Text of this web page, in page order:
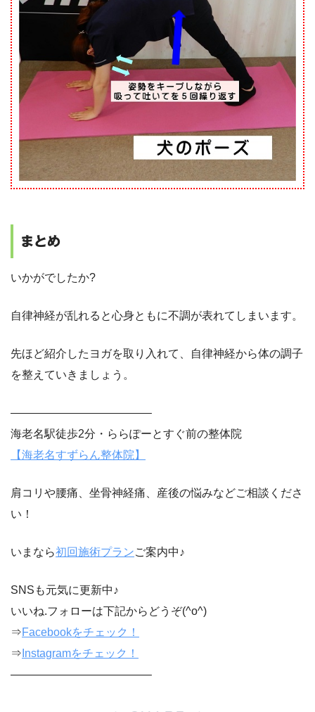
まとめ
いかがでしたか?
自律神経が乱れると心身ともに不調が表れてしまいます。
先ほど紹介したヨガを取り入れて、自律神経から体の調子
を整えていきましょう。
————————————–
海老名駅徒歩2分・ららぽーとすぐ前の整体院
【海老名すずらん整体院】
肩コリや腰痛、坐骨神経痛、産後の悩みなどご相談くださ
い！
いまなら初回施術プランご案内中♪
SNSも元気に更新中♪
いいね.フォローは下記からどうぞ(^o^)
⇒Facebookをチェック！
⇒ Instagramをチェック！
————————————–